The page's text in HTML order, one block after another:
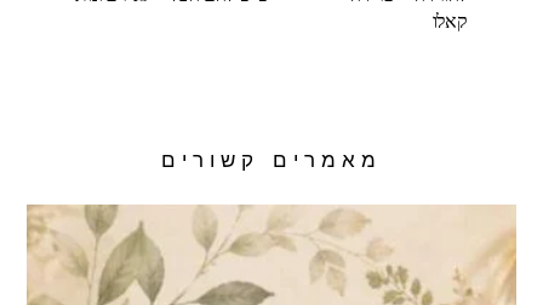
קאלו
מאמרים קשורים